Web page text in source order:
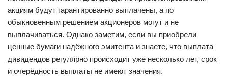
акциям будут гарантированно выплачены, а по
обыкновенным решением акционеров могут и не
выплачиваться. Однако заметим, если вы приобрели
ценные бумаги надёжного эмитента и знаете, что выплата
дивидендов регулярно происходит уже несколько лет, срок
и очерёдность выплаты не имеют значения.